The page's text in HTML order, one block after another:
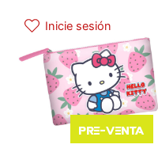
Inicie sesión
Pre-venta